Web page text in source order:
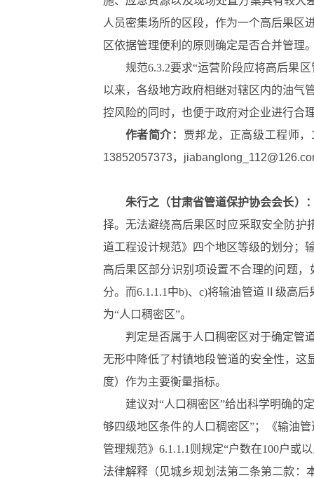
人员密集场所的区段，作为一个高后果区
区依据管理便利的原则确定是否合并管理
规范6.3.2要求“运营阶段应将高后果
以来，各级地方政府相继对辖区内的油气
控风险的同时，也便于政府对企业进行合
作者简介：
贾邦龙，正高级工程师
13852057373，
朱行之（甘肃省管道保护协会会长）
择。无法避绕高后果区时应采取安全防护
道工程设计规范》四个地区等级的划分；
高后果区部分识别项设置不合理的问题
分。而6.1.1.1中b)、c)将输油管道Ⅱ级高
为“人口稠密区”。
判定是否属于人口稠密区对于确定管
无形中降低了村镇地段管道的安全性，
度）作为主要衡量指标。
建议对“人口稠密区”给出科学明确的
够四级地区条件的人口稠密区”；《输油
管理规范》6.1.1.1则规定“户数在100户或
法律解释（见城乡规划法第二条第二款：